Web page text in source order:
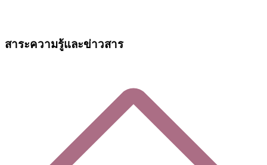
สาระความรู้และข่าวสาร